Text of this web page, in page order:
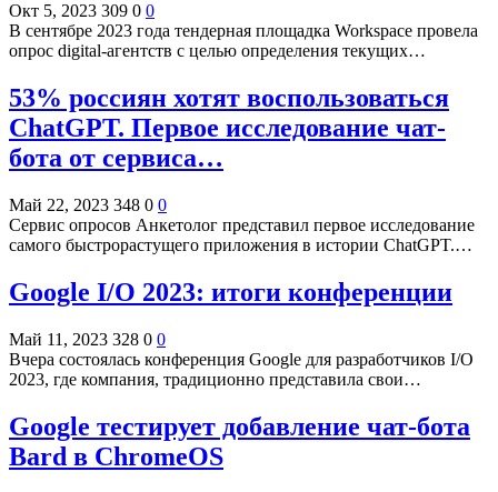
Окт 5, 2023 309 0 0
В сентябре 2023 года тендерная площадка Workspace провела
опрос digital-агентств с целью определения текущих…
53% россиян хотят воспользоваться
ChatGPT. Первое исследование чат-
бота от сервиса…
Май 22, 2023 348 0 0
Сервис опросов Анкетолог представил первое исследование
самого быстрорастущего приложения в истории ChatGPT.…
Google I/O 2023: итоги конференции
Май 11, 2023 328 0 0
Вчера состоялась конференция Google для разработчиков I/O
2023, где компания, традиционно представила свои…
Google тестирует добавление чат-бота
Bard в ChromeOS